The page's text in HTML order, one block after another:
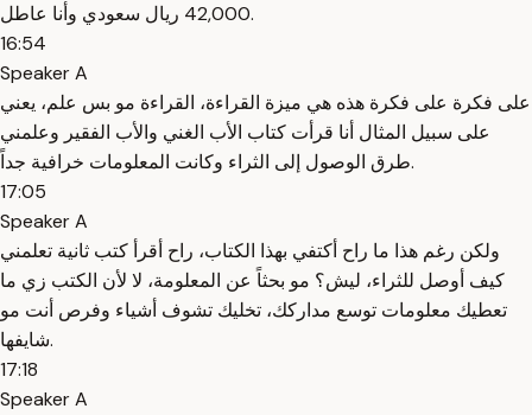
42,000 ريال سعودي وأنا عاطل.
16:54
Speaker A
على فكرة على فكرة هذه هي ميزة القراءة، القراءة مو بس علم، يعني
على سبيل المثال أنا قرأت كتاب الأب الغني والأب الفقير وعلمني
طرق الوصول إلى الثراء وكانت المعلومات خرافية جداً.
17:05
Speaker A
ولكن رغم هذا ما راح أكتفي بهذا الكتاب، راح أقرأ كتب ثانية تعلمني
كيف أوصل للثراء، ليش؟ مو بحثاً عن المعلومة، لا لأن الكتب زي ما
تعطيك معلومات توسع مداركك، تخليك تشوف أشياء وفرص أنت مو
شايفها.
17:18
Speaker A